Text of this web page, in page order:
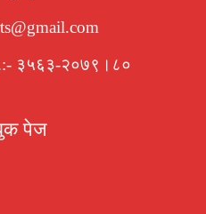
३५६३-२०७९।८०
पेज